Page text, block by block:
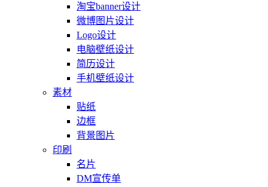
淘宝banner设计
微博图片设计
Logo设计
电脑壁纸设计
简历设计
手机壁纸设计
素材
贴纸
边框
背景图片
印刷
名片
DM宣传单